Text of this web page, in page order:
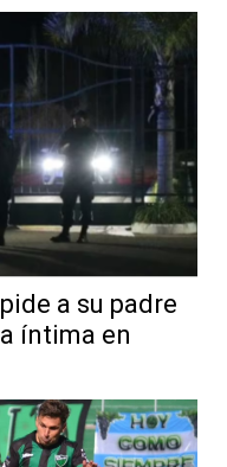
a su padre
íntima en